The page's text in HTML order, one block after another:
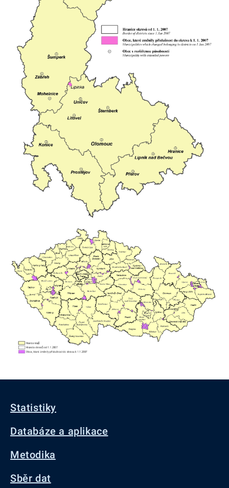
Statistiky
Databáze a aplikace
Metodika
Sběr dat